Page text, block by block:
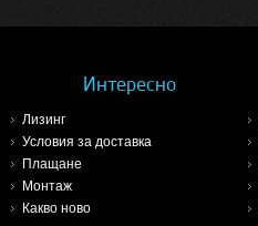
Интересно
Лизинг
Условия за доставка
Плащане
Монтаж
Какво ново